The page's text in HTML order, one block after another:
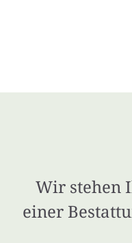
Wir stehen
einer